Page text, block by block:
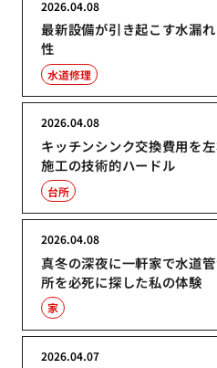
最新設備が引き起こす水漏
性
2026.04.08
水道修理
キッチンシンク交換費用を
施工の技術的ハードル
2026.04.08
台所
真冬の深夜に一軒家で水道
所を必死に探した私の体験
2026.04.08
家
2026.04.07